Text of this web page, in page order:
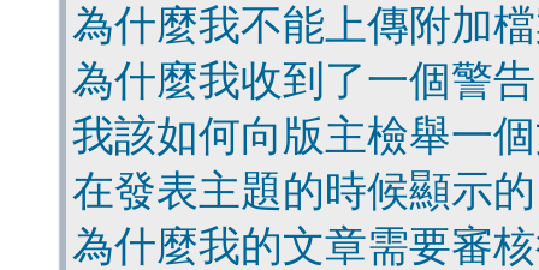
為什麼我不能上傳附加
為什麼我收到了一個警
我該如何向版主檢舉一
在發表主題的時候顯示
為什麼我的文章需要審